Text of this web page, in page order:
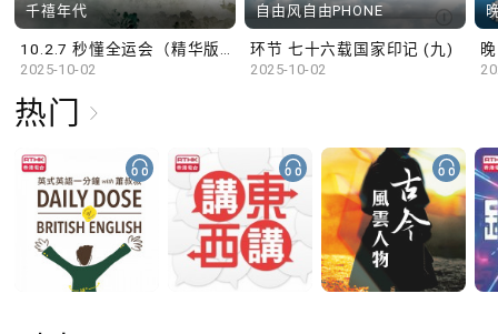
千禧年代
2025-10-02
自由风自由PHONE
环节 七十六载国家印记 (九)
2025-10-02
热门